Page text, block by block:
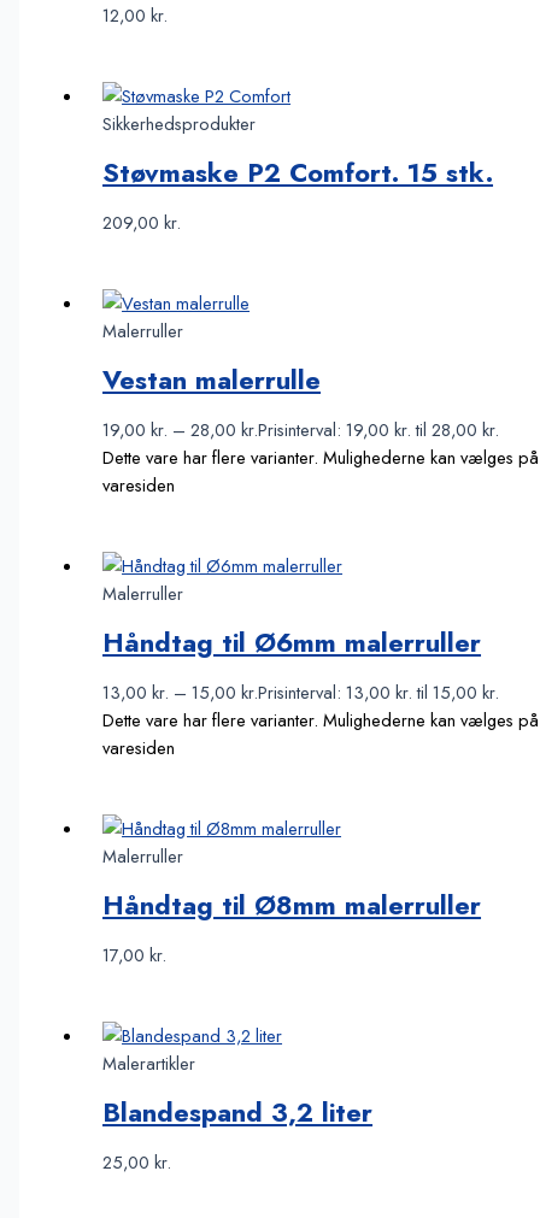
12,00kr.
Sikkerhedsprodukter
Støvmaske P2 Comfort. 15 stk.
209,00kr.
Malerruller
Vestan malerrulle
19,00kr. – 28,00kr.Prisinterval: 19,00 kr. til 28,00 kr.
Dette vare har flere varianter. Mulighederne kan vælges på
varesiden
Malerruller
Håndtag til Ø6mm malerruller
13,00kr. – 15,00kr.Prisinterval: 13,00 kr. til 15,00 kr.
Dette vare har flere varianter. Mulighederne kan vælges på
varesiden
Malerruller
Håndtag til Ø8mm malerruller
17,00kr.
Malerartikler
Blandespand 3,2 liter
25,00kr.